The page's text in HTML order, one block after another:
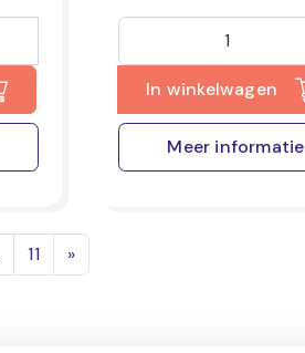
In winkelwagen
Meer informatie
11 »